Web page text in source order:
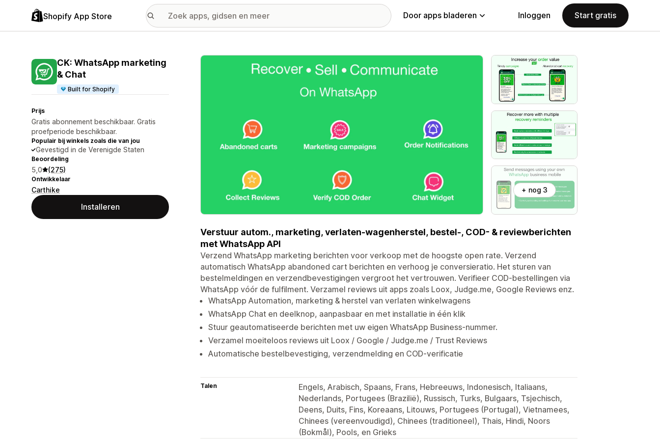
Shopify App Store Door apps bladeren Inloggen Start gratis
CK: WhatsApp marketing
& Chat
Built for Shopify
Prijs
Gratis abonnement beschikbaar. Gratis
proefperiode beschikbaar.
Populair bij winkels zoals die van jou
Gevestigd in de Verenigde Staten
Beoordeling
5,0 (275)
Ontwikkelaar
Carthike
Installeren
Galerij met uitgelichte afbeeldingen
+ nog 3
Verstuur autom., marketing, verlaten-wagenherstel, bestel-, COD- & reviewberichten
met WhatsApp API
Verzend WhatsApp marketing berichten voor verkoop met de hoogste open rate. Verzend
automatisch WhatsApp abandoned cart berichten en verhoog je conversieratio. Het sturen van
bestelmeldingen en verzendbevestigingen vergroot het vertrouwen. Verifieer COD-bestellingen via
WhatsApp vóór de fulfilment. Verzamel reviews uit apps zoals Loox, Judge.me, Google Reviews enz.
WhatsApp Automation, marketing & herstel van verlaten winkelwagens
WhatsApp Chat en deelknop, aanpasbaar en met installatie in één klik
Stuur geautomatiseerde berichten met uw eigen WhatsApp Business-nummer.
Verzamel moeiteloos reviews uit Loox / Google / Judge.me / Trust Reviews
Automatische bestelbevestiging, verzendmelding en COD-verificatie
Talen
Engels, Arabisch, Spaans, Frans, Hebreeuws, Indonesisch, Italiaans,
Nederlands, Portugees (Brazilië), Russisch, Turks, Bulgaars, Tsjechisch,
Deens, Duits, Fins, Koreaans, Litouws, Portugees (Portugal), Vietnamees,
Chinees (vereenvoudigd), Chinees (traditioneel), Thais, Hindi, Noors
(Bokmål), Pools, en Grieks